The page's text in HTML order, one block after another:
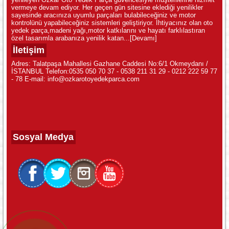
vermeye devam ediyor. Her geçen gün sitesine eklediği yenilikler
sayesinde aracınıza uyumlu parçaları bulabileceğiniz ve motor
kontrolünü yapabileceğiniz sistemleri geliştiriyor. İhtiyacınız olan oto
yedek parça,madeni yağı,motor katkılarını ve hayatı farklılastıran
özel tasarımla arabanıza yenilik katan... [Devamı]
İletişim
Adres: Talatpaşa Mahallesi Gazhane Caddesi No:6/1 Okmeydanı /
İSTANBUL Telefon:0535 050 70 37 - 0538 211 31 29 - 0212 222 59 77
- 78 E-mail: info@ozkarotoyedekparca.com
Sosyal Medya